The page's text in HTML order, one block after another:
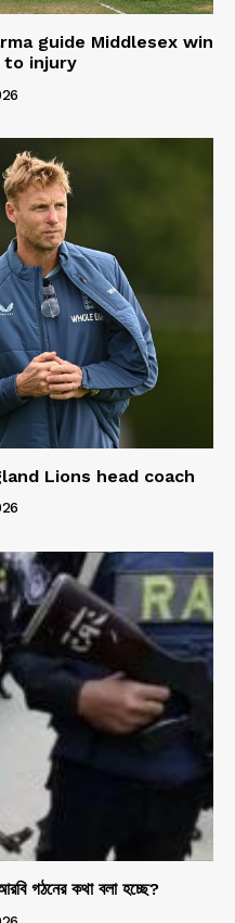
guide Middlesex win
to injury
Lions head coach
গঠনের কথা বলা হচ্ছে?